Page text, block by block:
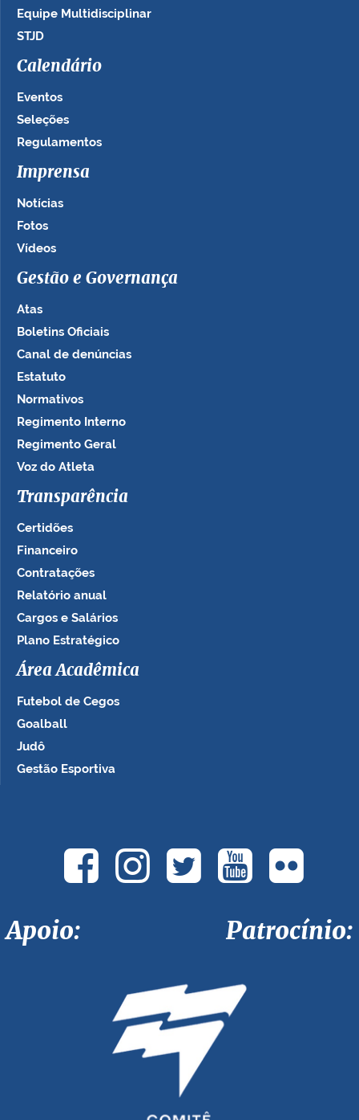
Equipe Multidisciplinar
STJD
Calendário
Eventos
Seleções
Regulamentos
Imprensa
Notícias
Fotos
Vídeos
Gestão e Governança
Atas
Boletins Oficiais
Canal de denúncias
Estatuto
Normativos
Regimento Interno
Regimento Geral
Voz do Atleta
Transparência
Certidões
Financeiro
Contratações
Relatório anual
Cargos e Salários
Plano Estratégico
Área Acadêmica
Futebol de Cegos
Goalball
Judô
Gestão Esportiva
Apoio: Patrocínio: